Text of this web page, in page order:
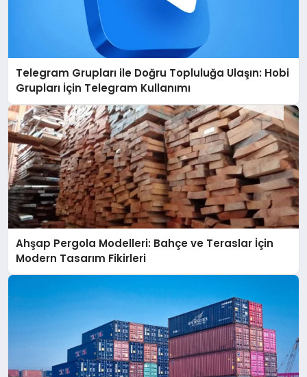
Telegram Grupları ile Doğru Topluluğa Ulaşın: Hobi
Grupları İçin Telegram Kullanımı
Ahşap Pergola Modelleri: Bahçe ve Teraslar İçin
Modern Tasarım Fikirleri